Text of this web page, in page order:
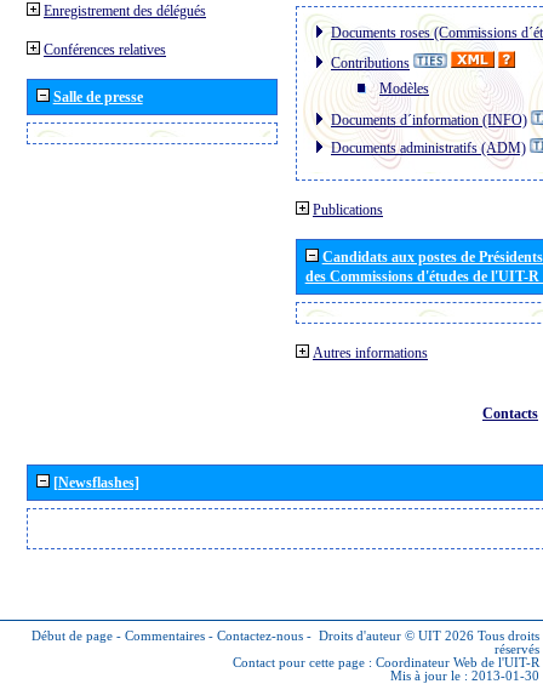
Enregistrement des délégués
Conférences relatives
Salle de presse
Documents roses (Commissions
Contributions
Modèles
Documents d´information (INFO)
Documents administratifs (ADM)
Publications
Candidats aux postes de
des Commissions d'études de l'UIT-
Autres informations
Contacts
[Newsflashes]
Début de page - Commentaires - Contactez-nous - Droits d'auteur © UIT 2026 Tous droits
réservés
Contact pour cette page : Coordinateur Web de l'UIT-R
Mis à jour le : 2013-01-30